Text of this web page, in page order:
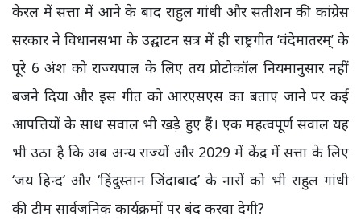
केरल में सत्ता में आने के बाद राहुल गांधी और सतीशन की कांग्रेस
सरकार ने विधानसभा के उद्घाटन सत्र में ही राष्ट्रगीत ‘वंदेमातरम्’ के
पूरे 6 अंश को राज्यपाल के लिए तय प्रोटोकॉल नियमानुसार नहीं
बजने दिया और इस गीत को आरएसएस का बताए जाने पर कई
आपत्तियों के साथ सवाल भी खड़े हुए हैं। एक महत्वपूर्ण सवाल यह
भी उठा है कि अब अन्य राज्यों और 2029 में केंद्र में सत्ता के लिए
‘जय हिन्द’ और ‘हिंदुस्तान जिंदाबाद’ के नारों को भी राहुल गांधी
की टीम सार्वजनिक कार्यक्रमों पर बंद करवा देगी?